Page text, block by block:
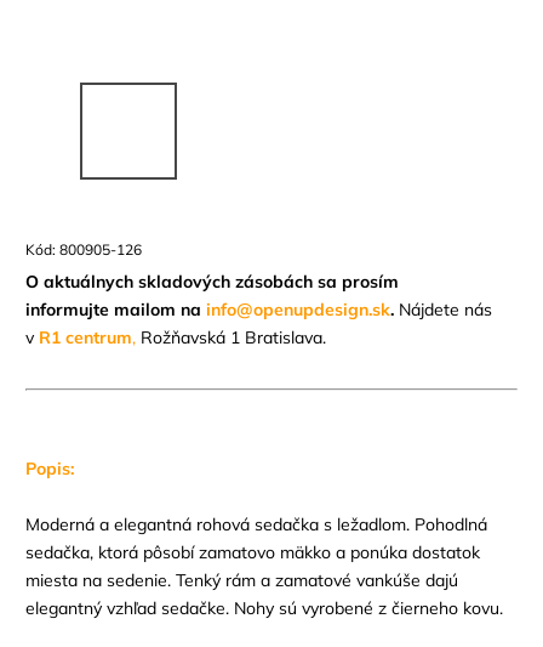
Kód: 800905-126
O aktuálnych skladových zásobách sa prosím
informujte mailom na info@openupdesign.sk. Nájdete nás
v R1 centrum, Rožňavská 1 Bratislava.
Popis:
Moderná a elegantná rohová sedačka s ležadlom. Pohodlná
sedačka, ktorá pôsobí zamatovo mäkko a ponúka dostatok
miesta na sedenie. Tenký rám a zamatové vankúše dajú
elegantný vzhľad sedačke. Nohy sú vyrobené z čierneho kovu.